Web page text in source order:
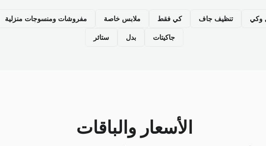
وكي تنظيف جاف كي فقط ملابس خاصة مفروشات ومنسوجات منزلية
جاكيتات بدل ستائر
الأسعار والباقات